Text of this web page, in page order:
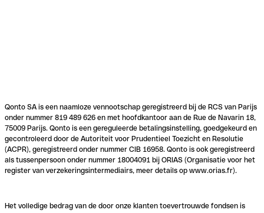
Qonto SA is een naamloze vennootschap geregistreerd bij de RCS van Parijs
onder nummer 819 489 626 en met hoofdkantoor aan de Rue de Navarin 18,
75009 Parijs. Qonto is een gereguleerde betalingsinstelling, goedgekeurd en
gecontroleerd door de Autoriteit voor Prudentieel Toezicht en Resolutie
(ACPR), geregistreerd onder nummer CIB 16958. Qonto is ook geregistreerd
als tussenpersoon onder nummer 18004091 bij ORIAS (Organisatie voor het
register van verzekeringsintermediairs, meer details op www.orias.fr).
Het volledige bedrag van de door onze klanten toevertrouwde fondsen is